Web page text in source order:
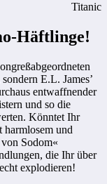
Titanic
Häftlinge!
E.L. James’
entwaffnender
und so die
Könntet Ihr
harmlosem und
Sodom«
die Ihr über
explodieren!